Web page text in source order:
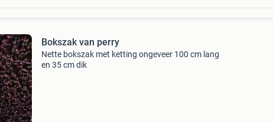
Bokszak van perry
Nette bokszak met ketting ongeveer 100 cm lang
en 35 cm dik